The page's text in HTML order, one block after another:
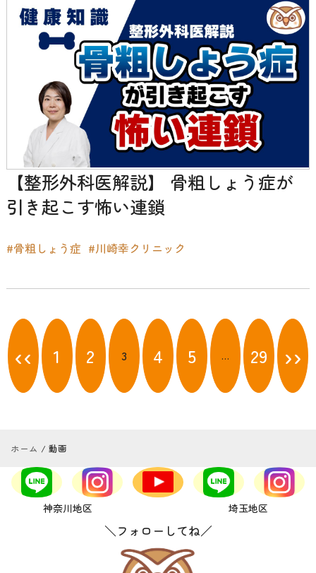
【整形外科医解説】 骨粗しょう症が
引き起こす怖い連鎖
#骨粗しょう症 #川崎幸クリニック
投
稿
ナ
ビ
ゲ
ン
‹‹ 1 2 3 4 5 … 29 ››
ホーム 動画
＼フォローしてね／
神奈川地区 埼玉地区